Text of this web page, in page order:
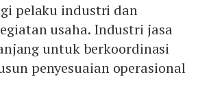
pelaku industri dan
usaha. Industri jasa
untuk berkoordinasi
penyesuaian operasional